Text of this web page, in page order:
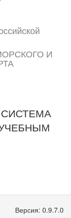
И
Версия: 0.9.7.0